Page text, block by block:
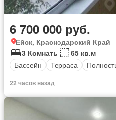
6 700 000 руб.
Ейск, Краснодарский Край
3 Комнаты
65 кв.м
Бассейн
Терраса
22 часов назад